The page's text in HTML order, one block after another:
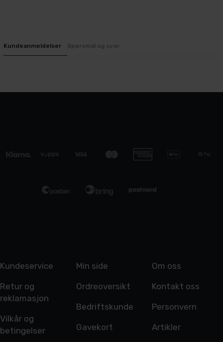
Kundeanmeldelser Spørsmål og svar:
Kundeservice
Retur og
reklamasjon
Vilkår og
betingelser
Min side
Ordreoversikt
Bedriftskunde
Gavekort
Om oss
Kontakt oss
Personvern
Artikler